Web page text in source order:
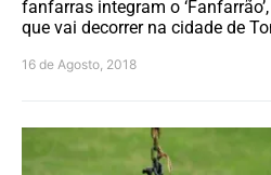
fanfarras integram o
que vai decorrer na cidade de
16 de Agosto, 2018